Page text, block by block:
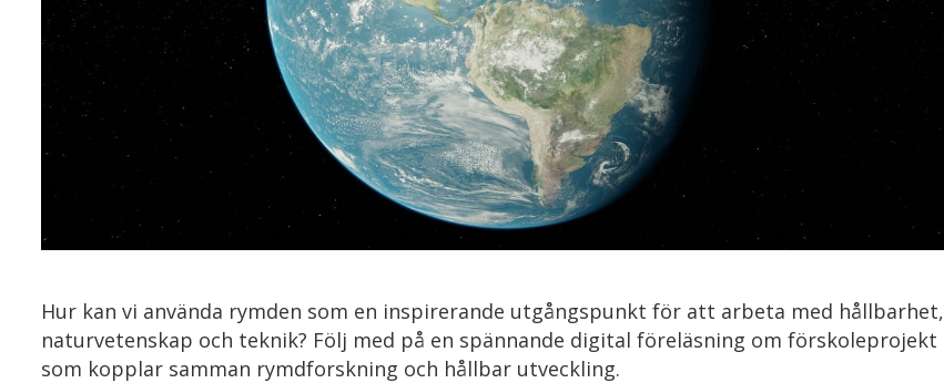
Hur kan vi använda rymden som en inspirerande utgångspunkt för att arbeta med hållbarhet,
naturvetenskap och teknik? Följ med på en spännande digital föreläsning om förskoleprojekt
som kopplar samman rymdforskning och hållbar utveckling.